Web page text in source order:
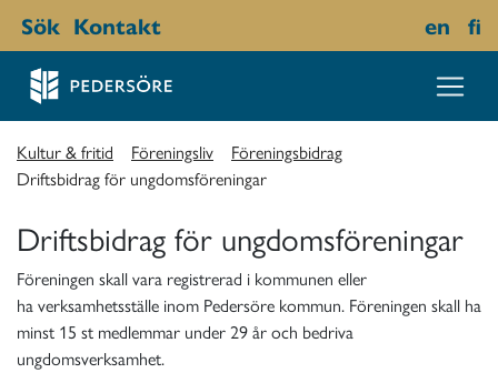
Sök Kontakt en fi
Kultur & fritid Föreningsliv
Föreningsbidrag
Driftsbidrag för ungdomsföreningar
Driftsbidrag för ungdomsföreningar
Föreningen skall vara registrerad i kommunen eller
ha verksamhetsställe inom Pedersöre kommun. Föreningen skall ha
minst 15 st medlemmar under 29 år och bedriva
ungdomsverksamhet.